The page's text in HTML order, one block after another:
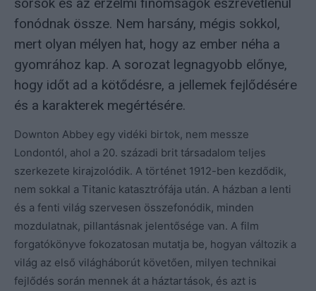
fonódnak össze. Nem harsány, mégis sokkol,
mert olyan mélyen hat, hogy az ember néha a
gyomrához kap. A sorozat legnagyobb előnye,
hogy időt ad a kötődésre, a jellemek fejlődésére
és a karakterek megértésére.
Downton Abbey egy vidéki birtok, nem messze
Londontól, ahol a 20. századi brit társadalom teljes
szerkezete kirajzolódik. A történet 1912-ben kezdődik,
nem sokkal a Titanic katasztrófája után. A házban a lenti
és a fenti világ szervesen összefonódik, minden
mozdulatnak, pillantásnak jelentősége van. A film
forgatókönyve fokozatosan mutatja be, hogyan változik a
világ az első világháborút követően, milyen technikai
fejlődés során mennek át a háztartások, és azt is